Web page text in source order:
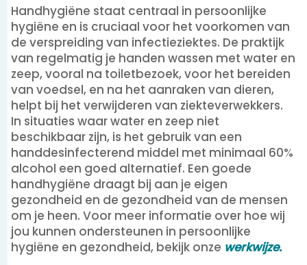
Handhygiëne staat centraal in persoonlijke
hygiëne en is cruciaal voor het voorkomen van
de verspreiding van infectieziektes. De praktijk
van regelmatig je handen wassen met water en
zeep, vooral na toiletbezoek, voor het bereiden
van voedsel, en na het aanraken van dieren,
helpt bij het verwijderen van ziekteverwekkers.
In situaties waar water en zeep niet
beschikbaar zijn, is het gebruik van een
handdesinfecterend middel met minimaal 60%
alcohol een goed alternatief. Een goede
handhygiëne draagt bij aan je eigen
gezondheid en de gezondheid van de mensen
om je heen. Voor meer informatie over hoe wij
jou kunnen ondersteunen in persoonlijke
hygiëne en gezondheid, bekijk onze werkwijze.